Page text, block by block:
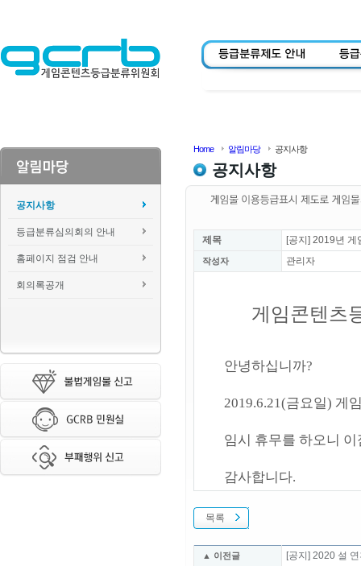
공지사항
등급분류심의회의 안내
홈페이지 점검 안내
회의록공개
Home 알림마당 공지사항
공지사항
제목 [공지] 2019년
작성자 관리자
게임콘텐츠
안녕하십니까?
2019.6.21(금요일) 게
임시 휴무를 하오니
감사합니다.
목록
▲ 이전글 [공지] 2020 설